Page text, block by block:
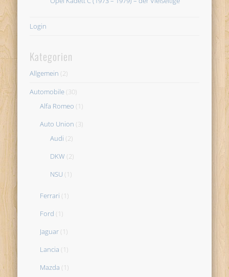
Login
Kategorien
Allgemein (2)
Automobile (30)
Alfa Romeo (1)
Auto Union (3)
Audi (2)
DKW (2)
NSU (1)
Ferrari (1)
Ford (1)
Jaguar (1)
Lancia (1)
Mazda (1)